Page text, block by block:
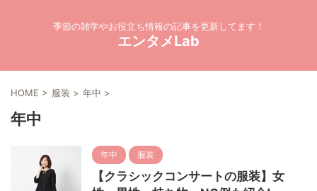
季節の雑学やお役立ち情報の記事を更新してます！
エンタメLab
HOME > 服装 > 年中 >
年中
年中 服装
【クラシックコンサートの服装】女